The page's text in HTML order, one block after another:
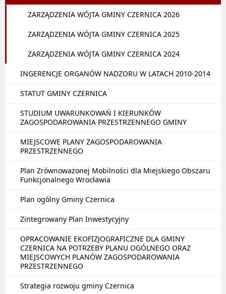
ZARZĄDZENIA WÓJTA GMINY CZERNICA 2026
ZARZĄDZENIA WÓJTA GMINY CZERNICA 2025
ZARZĄDZENIA WÓJTA GMINY CZERNICA 2024
INGERENCJE ORGANÓW NADZORU W LATACH 2010-2014
STATUT GMINY CZERNICA
STUDIUM UWARUNKOWAŃ I KIERUNKÓW
ZAGOSPODAROWANIA PRZESTRZENNEGO GMINY
MIEJSCOWE PLANY ZAGOSPODAROWANIA
PRZESTRZENNEGO
Plan Zrównoważonej Mobilności dla Miejskiego Obszaru
Funkcjonalnego Wrocławia
Plan ogólny Gminy Czernica
Zintegrowany Plan Inwestycyjny
OPRACOWANIE EKOFIZJOGRAFICZNE DLA GMINY
CZERNICA NA POTRZEBY PLANU OGÓLNEGO ORAZ
MIEJSCOWYCH PLANÓW ZAGOSPODAROWANIA
PRZESTRZENNEGO
Strategia rozwoju gminy Czernica